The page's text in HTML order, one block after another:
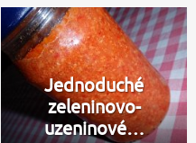
Jednoduché
zeleninovo-
uzeninové…